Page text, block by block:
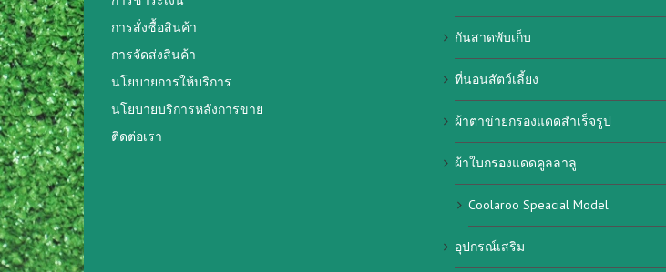
การสั่งซื้อสินค้า
การจัดส่งสินค้า
นโยบายการให้บริการ
นโยบายบริการหลังการขาย
ติดต่อเรา
กันสาดพับเก็บ
ที่นอนสัตว์เลี้ยง
ผ้าตาข่ายกรองแดดสำเร็จรูป
ผ้าใบกรองแดดคูลลาลู
Coolaroo Speacial Model
อุปกรณ์เสริม